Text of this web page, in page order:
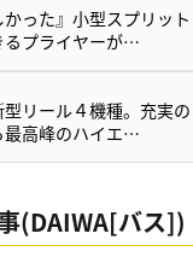
かった』小型スプリット
るプライヤーが…
リール４機種。充実の
最高峰のハイエ…
(DAIWA[バス])